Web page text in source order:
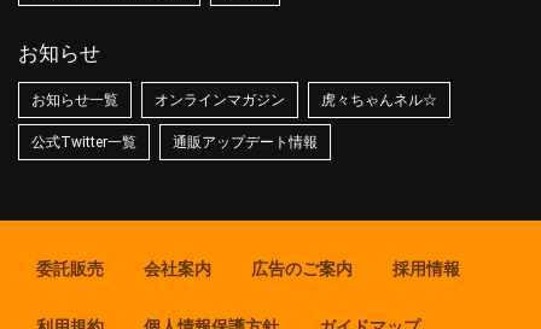
お知らせ
お知らせ一覧 オンラインマガジン 虎々ちゃんネル☆
公式Twitter一覧 通販アップデート情報
委託販売 会社案内 広告のご案内 採用情報